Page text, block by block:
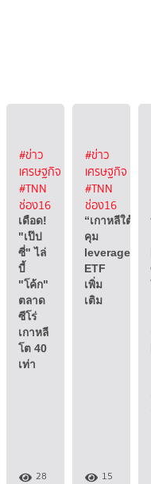
#ข่าว
เศรษฐกิจ
#TNN
ช่อง16
เดือด!
"เป๊ป
ซี่" ไล่
บี้
"โค้ก"
ตลาด
ซีโร่
เกาหลี
โต 40
เท่า
28
#ข่าว
เศรษฐกิจ
#TNN
ช่อง16
“เกาหลีใต้”
คุม
leveraged
ETF
เพิ่ม
เติม
15